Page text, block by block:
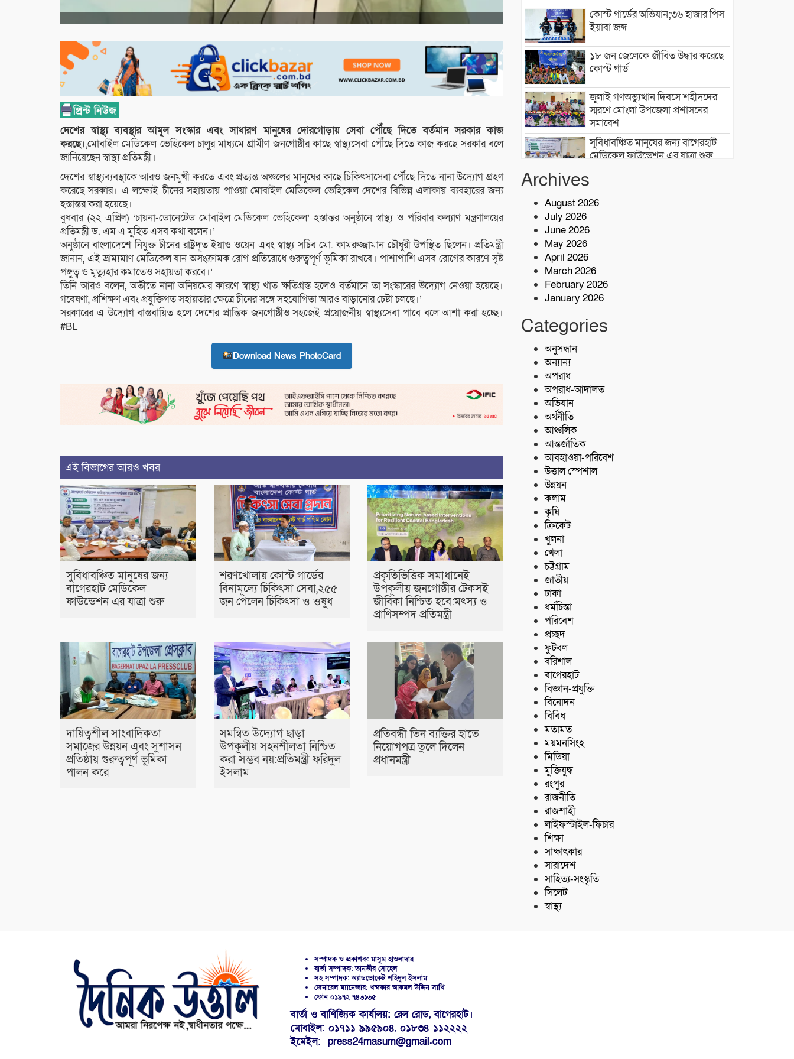
দেশের স্বাস্থ্য ব্যবস্থার আমূল সংস্কার এবং সাধারণ মানুষের দোরগোড়ায় সেবা পৌঁছে দিতে বর্তমান সরকার কাজ
করছে।,মোবাইল মেডিকেল ভেহিকেল চালুর মাধ্যমে গ্রামীণ জনগোষ্ঠীর কাছে স্বাস্থ্যসেবা পৌঁছে দিতে কাজ করছে সরকার বলে
জানিয়েছেন স্বাস্থ্য প্রতিমন্ত্রী।
দেশের স্বাস্থ্যব্যবস্থাকে আরও জনমুখী করতে এবং প্রত্যন্ত অঞ্চলের মানুষের কাছে চিকিৎসাসেবা পৌঁছে দিতে নানা উদ্যোগ গ্রহণ
করেছে সরকার। এ লক্ষ্যেই চীনের সহায়তায় পাওয়া মোবাইল মেডিকেল ভেহিকেল দেশের বিভিন্ন এলাকায় ব্যবহারের জন্য
হস্তান্তর করা হয়েছে।
বুধবার (২২ এপ্রিল) ‘চায়না-ডোনেটেড মোবাইল মেডিকেল ভেহিকেল’ হস্তান্তর অনুষ্ঠানে স্বাস্থ্য ও পরিবার কল্যাণ মন্ত্রণালয়ের
প্রতিমন্ত্রী ড. এম এ মুহিত এসব কথা বলেন।’
অনুষ্ঠানে বাংলাদেশে নিযুক্ত চীনের রাষ্ট্রদূত ইয়াও ওয়েন এবং স্বাস্থ্য সচিব মো. কামরুজ্জামান চৌধুরী উপস্থিত ছিলেন। প্রতিমন্ত্রী
জানান, এই ভ্রাম্যমাণ মেডিকেল যান অসংক্রামক রোগ প্রতিরোধে গুরুত্বপূর্ণ ভূমিকা রাখবে। পাশাপাশি এসব রোগের কারণে সৃষ্ট
পঙ্গুত্ব ও মৃত্যুহার কমাতেও সহায়তা করবে।’
তিনি আরও বলেন, অতীতে নানা অনিয়মের কারণে স্বাস্থ্য খাত ক্ষতিগ্রস্ত হলেও বর্তমানে তা সংস্কারের উদ্যোগ নেওয়া হয়েছে।
গবেষণা, প্রশিক্ষণ এবং প্রযুক্তিগত সহায়তার ক্ষেত্রে চীনের সঙ্গে সহযোগিতা আরও বাড়ানোর চেষ্টা চলছে।’
সরকারের এ উদ্যোগ বাস্তবায়িত হলে দেশের প্রান্তিক জনগোষ্ঠীও সহজেই প্রয়োজনীয় স্বাস্থ্যসেবা পাবে বলে আশা করা হচ্ছে।
#BL
Download News PhotoCard
এই বিভাগের আরও খবর
সুবিধাবঞ্চিত মানুষের জন্য
বাগেরহাট মেডিকেল
ফাউন্ডেশন এর যাত্রা শুরু
শরণখোলায় কোস্ট গার্ডের
বিনামূল্যে চিকিৎসা সেবা,২৫৫
জন পেলেন চিকিৎসা ও ওষুধ
প্রকৃতিভিত্তিক সমাধানেই
উপকূলীয় জনগোষ্ঠীর টেকসই
জীবিকা নিশ্চিত হবে:মৎস্য ও
প্রাণিসম্পদ প্রতিমন্ত্রী
দায়িত্বশীল সাংবাদিকতা
সমাজের উন্নয়ন এবং সুশাসন
প্রতিষ্ঠায় গুরুত্বপূর্ণ ভূমিকা
পালন করে
সমন্বিত উদ্যোগ ছাড়া
উপকূলীয় সহনশীলতা নিশ্চিত
করা সম্ভব নয়:প্রতিমন্ত্রী ফরিদুল
ইসলাম
প্রতিবন্ধী তিন ব্যক্তির হাতে
নিয়োগপত্র তুলে দিলেন
প্রধানমন্ত্রী
কোস্ট গার্ডের অভিযান;৩৬ হাজার পিস
ইয়াবা জব্দ
১৮ জন জেলেকে জীবিত উদ্ধার করেছে
কোস্ট গার্ড
জুলাই গণঅভ্যুত্থান দিবসে শহীদদের
স্মরণে মোংলা উপজেলা প্রশাসনের
সমাবেশ
সুবিধাবঞ্চিত মানুষের জন্য বাগেরহাট
মেডিকেল ফাউন্ডেশন এর যাত্রা শুরু
সচেতনতামূলক প্রশিক্ষণ
৫ কোটি টাকা মূল্যের ১ কেজি ক্রিস্টাল
মেথ (আইস) জব্দ
চিকিৎসা সেবা,২৫৫ জন পেলেন
চিকিৎসা ও ওষুধ
Archives
August 2026
July 2026
June 2026
May 2026
April 2026
March 2026
February 2026
January 2026
Categories
অনুসন্ধান
অন্যান্য
অপরাধ
অপরাধ-আদালত
অভিযান
অর্থনীতি
আঞ্চলিক
আন্তর্জাতিক
আবহাওয়া-পরিবেশ
উত্তাল স্পেশাল
উন্নয়ন
কলাম
কৃষি
ক্রিকেট
খুলনা
খেলা
চট্টগ্রাম
জাতীয়
ঢাকা
ধর্মচিন্তা
পরিবেশ
প্রচ্ছদ
ফুটবল
বরিশাল
বাগেরহাট
বিজ্ঞান-প্রযুক্তি
বিনোদন
বিবিধ
মতামত
ময়মনসিংহ
মিডিয়া
মুক্তিযুদ্ধ
রংপুর
রাজনীতি
রাজশাহী
লাইফস্টাইল-ফিচার
শিক্ষা
সাক্ষাৎকার
সারাদেশ
সাহিত্য-সংস্কৃতি
সিলেট
স্বাস্থ্য
সম্পাদক ও প্রকাশক: মাসুম হাওলাদার
বার্তা সম্পাদক: তানভীর সোহেল
সহ সম্পাদক: অ্যাডভোকেট শহিদুল ইসলাম
জেনারেল ম্যানেজার: খন্দকার আকমল উদ্দিন সাখি
ফোন ০১৯৭২ ৭৪৩১৩৫
বার্তা ও বাণিজ্যিক কার্যালয়: রেল রোড, বাগেরহাট।
মোবাইল: ০১৭১১ ৯৯৫৯০৪, ০১৮৩৪ ১১২২২২
ইমেইল: press24masum@gmail.com